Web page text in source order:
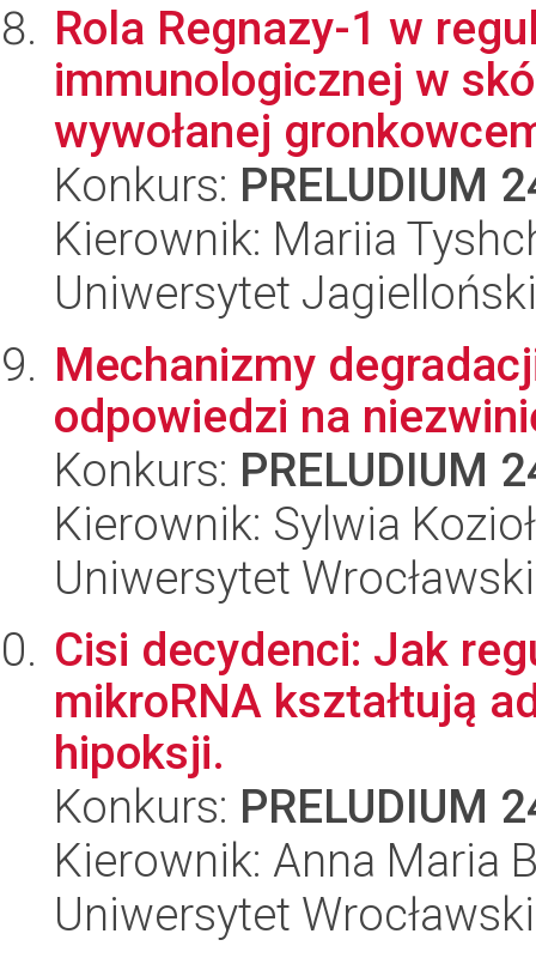
Rola Regnazy-1 w
immunologicznej w
wywołanej
Konkurs: PRELUDIUM
Kierownik: Mariia
Uniwersytet Jagielloński
Mechanizmy
odpowiedzi na
Konkurs: PRELUDIUM
Kierownik: Sylwia Kozioł
Uniwersytet Wrocławski
Cisi decydenci: Jak
mikroRNA kształtują
hipoksji.
Konkurs: PRELUDIUM
Kierownik: Anna Maria
Uniwersytet Wrocławski